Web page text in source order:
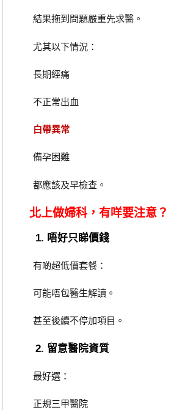
結果拖到問題嚴重先求醫。
尤其以下情況：
長期經痛
不正常出血
白帶異常
備孕困難
都應該及早檢查。
北上做婦科，有咩要注意？
1. 唔好只睇價錢
有啲超低價套餐：
可能唔包醫生解讀。
甚至後續不停加項目。
2. 留意醫院資質
最好選：
正規三甲醫院